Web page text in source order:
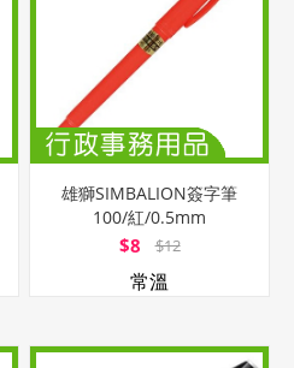
雄獅SIMBALION簽字筆
100/紅/0.5mm
$8 $12
常溫